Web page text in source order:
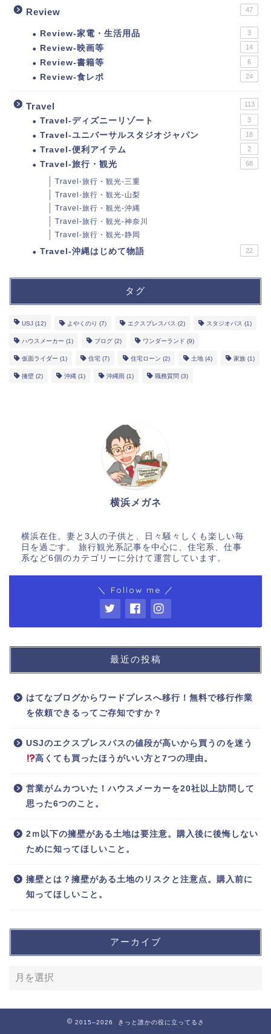
Review 47
Review-家電・生活用品 3
Review-映画等 14
Review-書籍等 6
Review-食レポ 24
Travel 113
Travel-ディズニーリゾート 3
Travel-ユニバーサルスタジオジャパン 18
Travel-便利アイテム 2
Travel-旅行・観光 68
Travel-旅行・観光-三重
Travel-旅行・観光-山梨
Travel-旅行・観光-沖縄
Travel-旅行・観光-神奈川
Travel-旅行・観光-静岡
Travel-沖縄はじめて物語 22
タグ
USJ (12) よやくのり (7) エクスプレスパス (2) スタジオパス (1)
ハウスメーカー (1) ブログ (2) ワンダーランド (9)
仮面ライダー (1) 住宅 (7) 住宅ローン (2) 土地 (4) 家族 (1)
擁壁 (2) 沖縄 (1) 沖縄雨 (1) 職務質問 (3)
横浜メガネ
横浜在住。妻と3人の子供と、日々騒々しくも楽しい毎
日を過ごす。 旅行観光系記事を中心に、住宅系、仕事
系など6個のカテゴリーに分けて運営しています。
＼ Follow me ／
最近の投稿
はてなブログからワードプレスへ移行！無料で移行作業
を依頼できるってご存知ですか？
USJのエクスプレスパスの値段が高いから買うのを迷う
高くても買ったほうがいい方と7つの理由。
営業がムカついた！ハウスメーカーを20社以上訪問して
思った6つのこと。
2ｍ以下の擁壁がある土地は要注意。購入後に後悔しない
ために知ってほしいこと。
擁壁とは？擁壁がある土地のリスクと注意点。購入前に
知ってほしいこと。
アーカイブ
2015–2026 きっと誰かの役に立ってるさ